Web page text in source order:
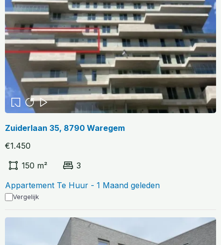
Zuiderlaan 35, 8790 Waregem
€1.450
150 m²
3
Appartement Te Huur - 1 Maand geleden
Vergelijk